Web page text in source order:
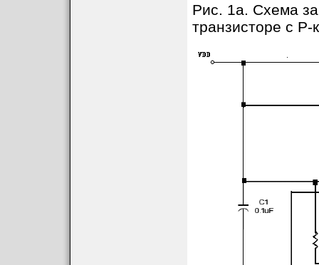
Рис. 1a. Схема
транзисторе с P-